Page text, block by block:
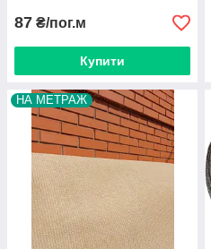
87 ₴/пог.м
Купити
НА МЕТРАЖ